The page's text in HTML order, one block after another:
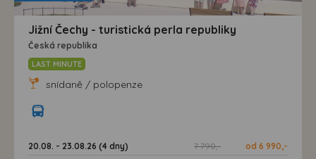
Jižní Čechy - turistická perla republiky
Česká republika
LAST MINUTE
snídaně / polopenze
20.08. - 23.08.26 (4 dny) 7 790,- od 6 990,-